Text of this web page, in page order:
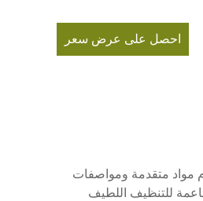
احصل على عرض سعر
مواد متقدمة ومواصفات
للتنظيف اللطيف